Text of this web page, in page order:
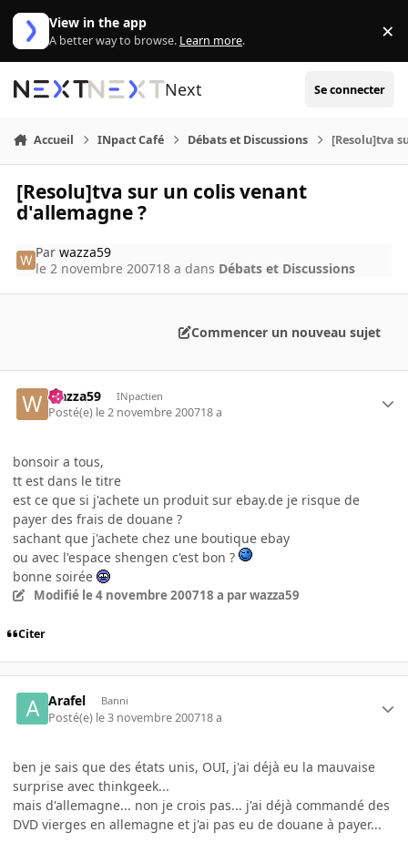
Aller au contenu
View in the app
A better way to browse. Learn more. ×
Next Se connecter
Accueil INpact Café Débats et Discussions [Resolu]tva
[Resolu]tva sur un colis venant
d'allemagne ?
Parwazza59
le 2 novembre 200718 a dans Débats et Discussions
Commencer un nouveau sujet
wazza59 INpactien
Posté(e) le 2 novembre 200718 a
bonsoir a tous,
tt est dans le titre
est ce que si j'achete un produit sur ebay.de je risque de
payer des frais de douane ?
sachant que j'achete chez une boutique ebay
ou avec l'espace shengen c'est bon ?
bonne soirée
Modifié le 4 novembre 200718 a par wazza59
Citer
Arafel Banni
Posté(e) le 3 novembre 200718 a
ben je sais que des états unis, OUI, j'ai déjà eu la mauvaise
surprise avec thinkgeek...
mais d'allemagne... non je crois pas... j'ai déjà commandé des
DVD vierges en allemagne et j'ai pas eu de douane à payer...